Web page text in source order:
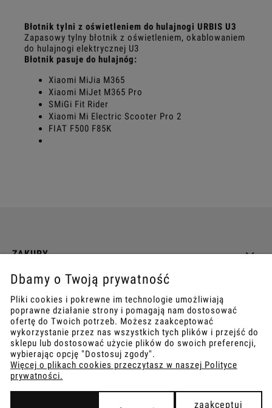
Błotnik tylni z oświetleniem do hulajnogi URBIS U3
Zapasowy tylny błotnik z oświetleniem, okablowaniem
do hulajnogi elektrycznej U3
Błotnik pasuje do hulajnóg:
Xiaomi MiJia M365
Xiaomi MiJet M365 Pro
SMiGi Fit Rider
Xiaomi Mi Electric Scooter Pro 2
FIAT F500 F85K
ZAKUPY
INFO
REGULAMINY
COPYRIGHT © 2021
TEMPISH.WYKONANIE:BOMBARDIER.PRO
Dbamy o Twoją prywatność
Pliki cookies i pokrewne im technologie umożliwiają
poprawne działanie strony i pomagają nam dostosować
ofertę do Twoich potrzeb. Możesz zaakceptować
wykorzystanie przez nas wszystkich tych plików i przejść do
sklepu lub dostosować użycie plików do swoich preferencji,
wybierając opcję "Dostosuj zgody".
Więcej o plikach cookies przeczytasz w naszej Polityce
prywatności.
zaakceptuj